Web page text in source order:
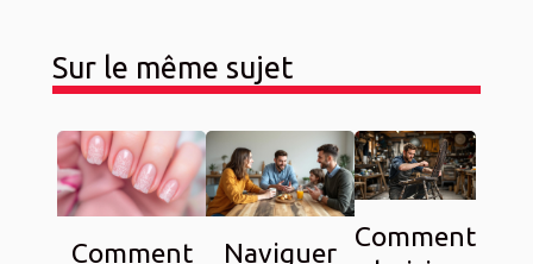
Sur le même sujet
Comment
Naviguer
Comment